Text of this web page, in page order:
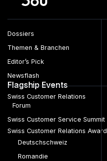
Dossiers
Themen & Branchen
Editor’s Pick
Newsflash
Flagship Events
Swiss Customer Relations
Forum
Swiss Customer Service Summit
Swiss Customer Relations Award
Deutschschweiz
Romandie